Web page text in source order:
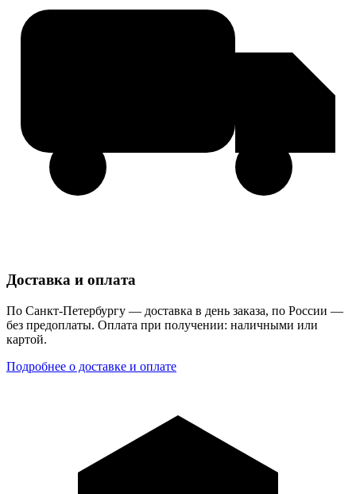
Доставка и оплата
По Санкт-Петербургу — доставка в день заказа, по России —
без предоплаты. Оплата при получении: наличными или
картой.
Подробнее о доставке и оплате